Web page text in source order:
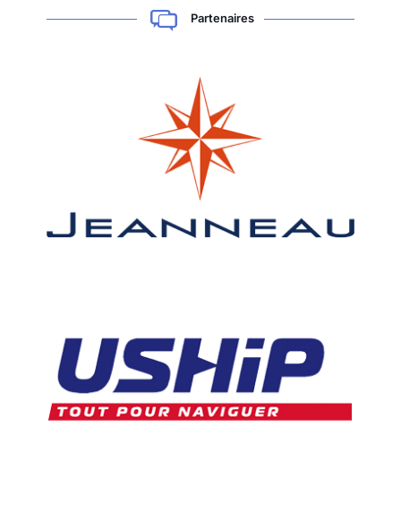
Partenaires